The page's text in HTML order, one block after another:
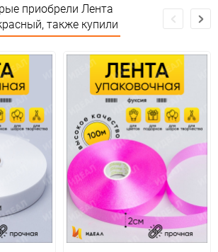
Не подлежит
сертификации
Особых условий не
требует
100
шт
2см*100м (простая)
приобрели Лента
также купили